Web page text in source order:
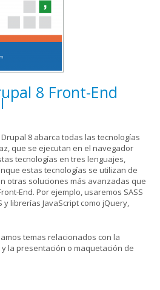
8 Front-End
8 abarca todas las tecnologías
que se ejecutan en el navegador
tecnologías en tres lenguajes,
estas tecnologías se utilizan de
otras soluciones más avanzadas que
End. Por ejemplo, usaremos SASS
librerías JavaScript como jQuery,
temas relacionados con la
la presentación o maquetación de